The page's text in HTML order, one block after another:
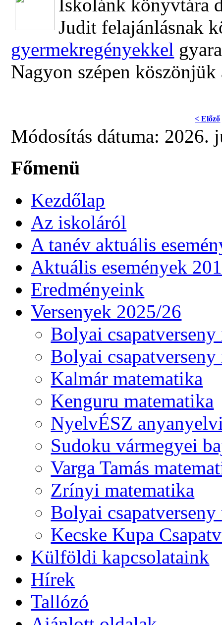
Iskolánk könyvtára
Judit felajánlásnak
gyermekregényekkel
Nagyon szépen
< Előző
Módosítás dátuma: 2026.
Főmenü
Kezdőlap
Az iskoláról
A tanév aktuális
Aktuális események
Eredményeink
Versenyek 2025/26
Bolyai csapatverseny
Bolyai
Kalmár matematika
Kenguru matematika
NyelvÉSZ
Sudoku vármegyei
Varga Tamás
Zrínyi matematika
Bolyai
Kecske Kupa
Külföldi kapcsolataink
Hírek
Tallózó